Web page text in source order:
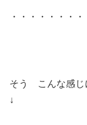
・・・・・・・・
そう こんな感じ
↓